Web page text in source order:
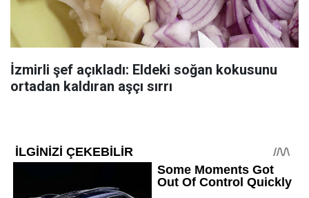
İzmirli şef açıkladı: Eldeki soğan kokusunu
ortadan kaldıran aşçı sırrı